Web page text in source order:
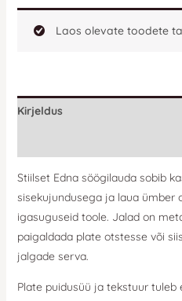
Laos olevate toodete
Kirjeldus
Stiilset Edna söögilauda sobib
sisekujundusega ja laua ümber
igasuguseid toole. Jalad on
paigaldada plate otstesse või
jalgade serva.
Plate puidusüü ja tekstuur tuleb